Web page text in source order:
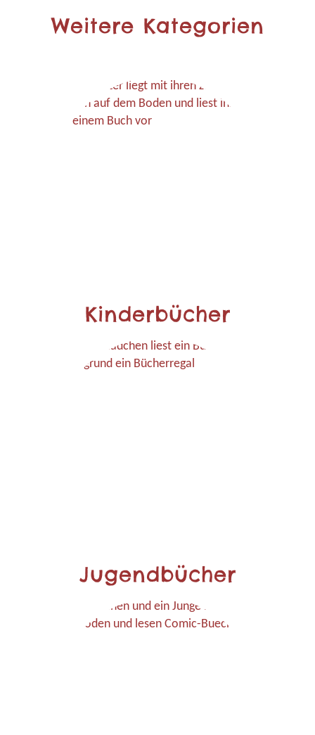
Weitere Kategorien
Kinderbücher
Jugendbücher